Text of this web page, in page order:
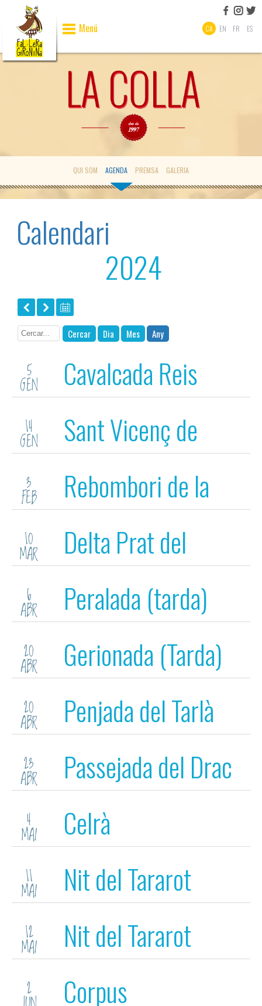
CA EN FR ES
Menú
QUI SOM AGENDA PREMSA GALERIA
Calendari
2024
Cercar Dia Mes Any
5
GEN Cavalcada Reis
14
GEN
Sant Vicenç de
Montalt
3
FEB
Rebombori de la
Mulassa (Mataró)
10
MAR
Delta Prat del
Llobregat
6
ABR Peralada (tarda)
20
ABR Gerionada (Tarda)
20
ABR
Penjada del Tarlà
(matí)
23
ABR
Passejada del Drac
(Sant Jordi)
4
MAI Celrà
11
MAI
Nit del Tararot
(Tàrrega)
12
MAI
Nit del Tararot
(Tàrrega)
2 Corpus